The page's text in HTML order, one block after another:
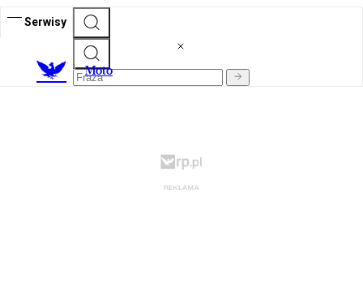
Serwisy
Moto